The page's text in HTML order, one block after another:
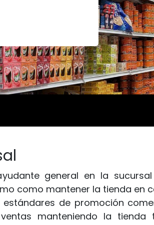
general en la sucursal
como mantener la tienda en
de promoción
manteniendo la tienda